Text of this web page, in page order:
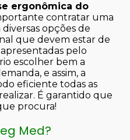
ergonômica do
contratar uma
opções de
que devem estar de
pelo
escolher bem a
e assim, a
eficiente todas as
É garantido que
procura!
Med?